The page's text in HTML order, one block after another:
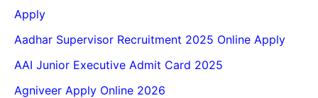
Apply
Aadhar Supervisor Recruitment 2025 Online Apply
AAI Junior Executive Admit Card 2025
Agniveer Apply Online 2026